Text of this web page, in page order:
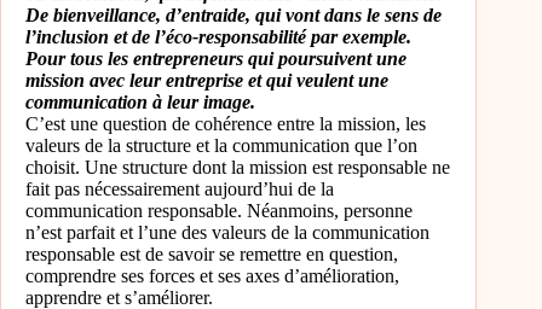
De bienveillance, d’entraide, qui vont dans le sens de
l’inclusion et de l’éco-responsabilité par exemple.
Pour tous les entrepreneurs qui poursuivent une
mission avec leur entreprise et qui veulent une
communication à leur image.
C’est une question de cohérence entre la mission, les
valeurs de la structure et la communication que l’on
choisit. Une structure dont la mission est responsable ne
fait pas nécessairement aujourd’hui de la
communication responsable. Néanmoins, personne
n’est parfait et l’une des valeurs de la communication
responsable est de savoir se remettre en question,
comprendre ses forces et ses axes d’amélioration,
apprendre et s’améliorer.